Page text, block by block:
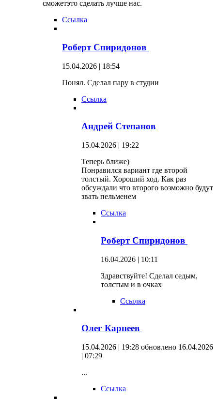
сможетэто сделать лучше нас.
Ссылка
Роберт Спиридонов
15.04.2026 | 18:54
Понял. Сделал пару в студии
Ссылка
Андрей Степанов
15.04.2026 | 19:22
Теперь ближе)
Понравился вариант где второй
толстый. Хороший ход. Как раз
обсуждали что второго возможно будут
звать пельменем
Ссылка
Роберт Спиридонов
16.04.2026 | 10:11
Здравствуйте! Сделал седым,
толстым и в очках
Ссылка
Олег Карнеев
15.04.2026 | 19:28 обновлено 16.04.2026
| 07:29
...
Ссылка